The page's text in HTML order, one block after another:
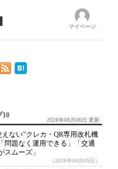
マイページ
10
2026年08月06日 更新
えない”クレカ・QR専用改札機
題なく運用できる」「交通
スムーズ」
（2026年08月05日）